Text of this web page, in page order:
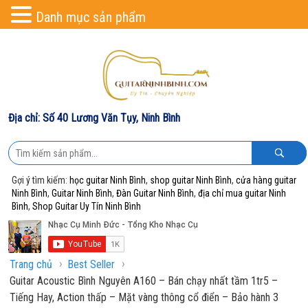
Địa chỉ: Số 40 Lương Văn Tụy, Ninh Bình
Gợi ý tìm kiếm: học guitar Ninh Bình, shop guitar Ninh Bình,cửa hàng guitar
Ninh Bình,Guitar Ninh Bình,Đàn Guitar Ninh Bình,địa chỉ mua guitar Ninh
Bình,Shop Guitar Uy Tín Ninh Bình
Trang chủ › Best Seller ›
Guitar Acoustic Bình Nguyên A160 – Bán chạy nhất tầm 1tr5 –
Tiếng Hay, Action thấp – Mặt vàng thông cổ điển – Bảo hành 3
Danh mục sản phẩm